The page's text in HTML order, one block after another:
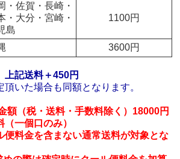
・佐賀・長崎・
・大分・宮崎・
島
1100円
3600円
上記送料＋450円
いた場合も同額となります。
額（税・送料・手数料除く）18000円
（一個口のみ）
便料金を含まない通常送料が対象とな